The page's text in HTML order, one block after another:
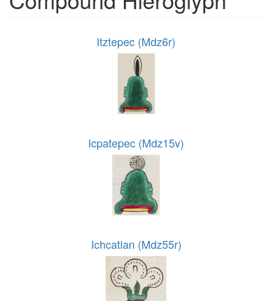
Itztepec (Mdz6r)
Icpatepec (Mdz15v)
Ichcatlan (Mdz55r)